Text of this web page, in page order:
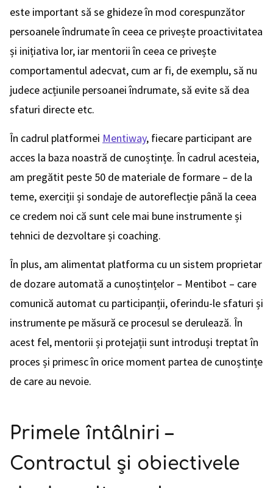
este important să se ghideze în mod corespunzător
persoanele îndrumate în ceea ce privește proactivitatea
și inițiativa lor, iar mentorii în ceea ce privește
comportamentul adecvat, cum ar fi, de exemplu, să nu
judece acțiunile persoanei îndrumate, să evite să dea
sfaturi directe etc.
În cadrul platformei Mentiway, fiecare participant are
acces la baza noastră de cunoștințe. În cadrul acesteia,
am pregătit peste 50 de materiale de formare – de la
teme, exerciții și sondaje de autoreflecție până la ceea
ce credem noi că sunt cele mai bune instrumente și
tehnici de dezvoltare și coaching.
În plus, am alimentat platforma cu un sistem proprietar
de dozare automată a cunoștințelor – Mentibot – care
comunică automat cu participanții, oferindu-le sfaturi și
instrumente pe măsură ce procesul se derulează. În
acest fel, mentorii și protejații sunt introduși treptat în
proces și primesc în orice moment partea de cunoștințe
de care au nevoie.
Primele întâlniri –
Contractul și obiectivele